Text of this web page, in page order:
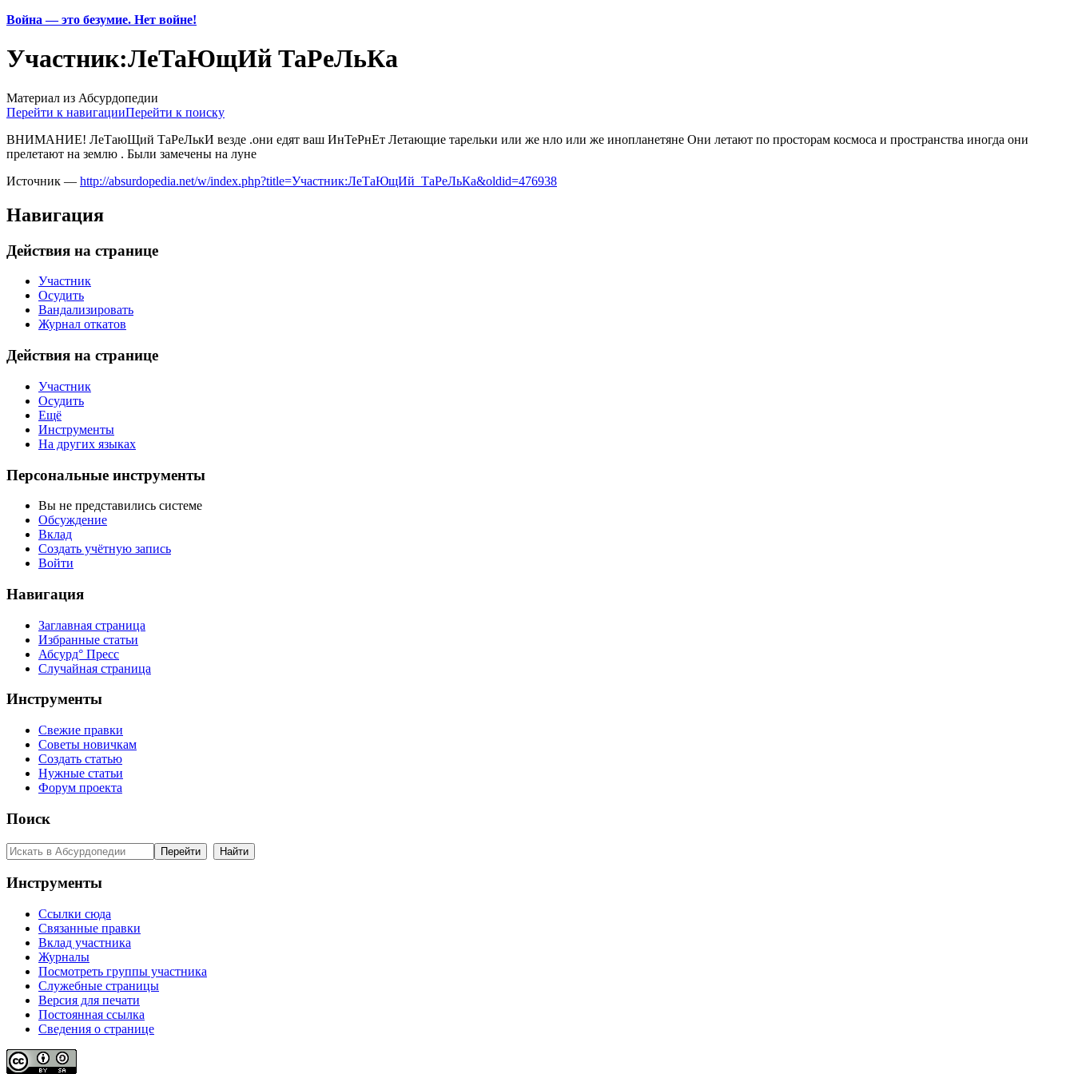
Война — это безумие. Нет войне!
Участник:ЛеТаЮщИй ТаРеЛьКа
Материал из Абсурдопедии
Перейти к навигацииПерейти к поиску
ВНИМАНИЕ! ЛеТаюЩий ТаРеЛькИ везде .они едят ваш ИнТеРнЕт Летающие тарельки или же нло или же инопланетяне Они летают по просторам космоса и пространства иногда они
прелетают на землю . Были замечены на луне
Источник — http://absurdopedia.net/w/index.php?title=Участник:ЛеТаЮщИй_ТаРеЛьКа&oldid=476938
Навигация
Действия на странице
Участник
Осудить
Вандализировать
Журнал откатов
Действия на странице
Участник
Осудить
Ещё
Инструменты
На других языках
Персональные инструменты
Вы не представились системе
Обсуждение
Вклад
Создать учётную запись
Войти
Навигация
Заглавная страница
Избранные статьи
Абсурд° Пресс
Случайная страница
Инструменты
Свежие правки
Советы новичкам
Создать статью
Нужные статьи
Форум проекта
Поиск
Инструменты
Ссылки сюда
Связанные правки
Вклад участника
Журналы
Посмотреть группы участника
Служебные страницы
Версия для печати
Постоянная ссылка
Сведения о странице